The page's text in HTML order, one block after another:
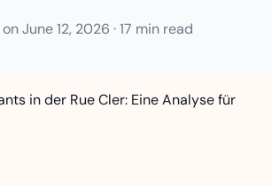
onJune 12, 2026 ·17 min read